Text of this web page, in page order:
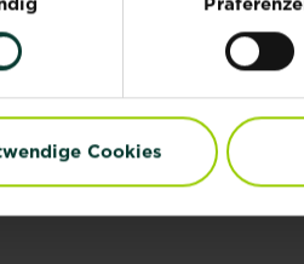
Cookies
zu Balkonblumen und